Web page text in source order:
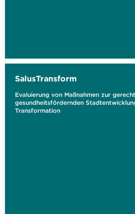
SalusTransform
Evaluierung von Maßnahmen zur
gesundheitsfördernden
Transformation